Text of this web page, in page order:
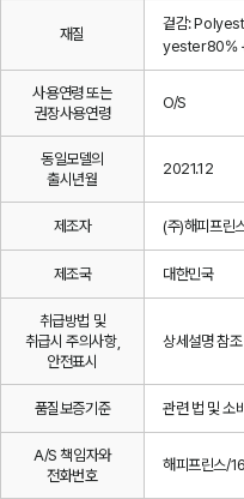
재질
겉감:
yester80%
사용연령 또는
권장사용연령
O/S
동일모델의
출시년월
2021.12
제조자 (주)해피프린
제조국 대한민국
취급방법 및
취급시 주의사항,
안전표시
상세설명 참조
품질보증기준 관련 법 및 소
A/S 책임자와
전화번호
해피프린스/